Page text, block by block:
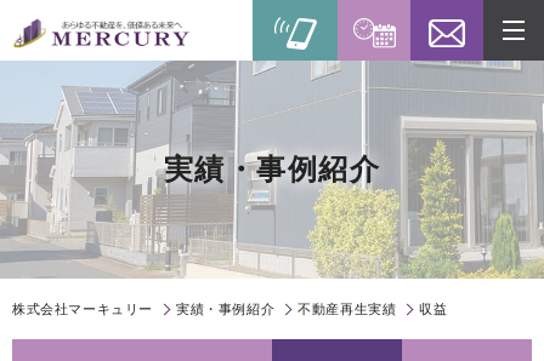
実績・事例紹介
株式会社マーキュリー 実績・事例紹介 不動産再生実績 収益